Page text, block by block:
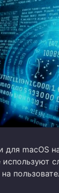
macOS